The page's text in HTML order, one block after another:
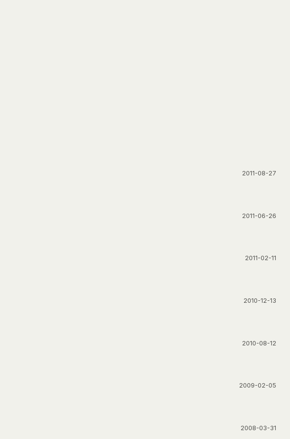
2011-08-27
2011-06-26
2011-02-11
2010-12-13
2010-08-12
2009-02-05
2008-03-31